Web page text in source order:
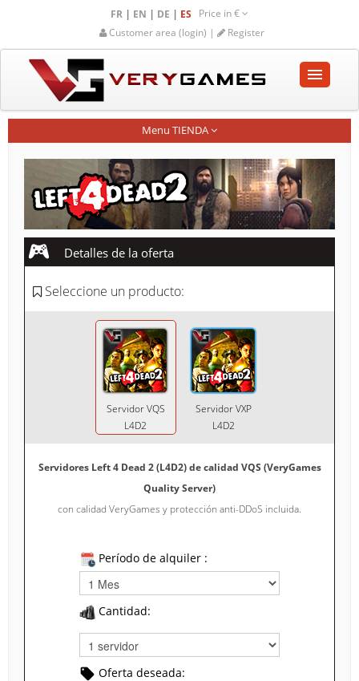
FR | EN | DE | ES Price in€
Customer area (login) |
Register
TIENDA
COMUNIDAD
AYUDA-SOPORTE
Empty cart
Menu TIENDA
Detalles de la oferta
Seleccione un producto:
Servidor VQS
L4D2
Servidor VXP
L4D2
Servidores Left 4 Dead 2 (L4D2) de calidad VQS (VeryGames
Quality Server)
con calidad VeryGames y protección anti-DDoS incluida.
Período de alquiler :
Cantidad:
Oferta deseada: